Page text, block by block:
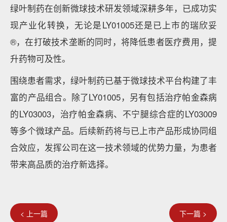
绿叶制药在创新微球技术研发领域深耕多年，已成功实
现产业化转换，无论是LY01005还是已上市的瑞欣妥
®，在打破技术垄断的同时，将降低患者医疗费用，提
升药物可及性。
围绕患者需求，绿叶制药已基于微球技术平台构建了丰
富的产品组合。除了LY01005，另有包括治疗帕金森病
的LY03003，治疗帕金森病、不宁腿综合症的LY03009
等多个微球产品。后续新药将与已上市产品形成协同组
合效应，发挥公司在这一技术领域的优势力量，为患者
带来高品质的治疗新选择。
< 上一篇 下一篇 >